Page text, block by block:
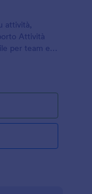
attività,
Attività
per team e